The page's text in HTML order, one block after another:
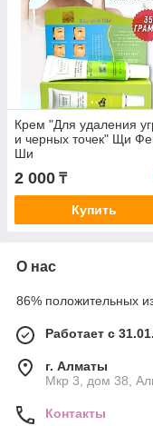
Крем "Для удаления
и черных точек" Щи
Ши
2 000 ₸
Купить
О нас
86% положительных
Работает с
г. Алматы
Мкр 3, дом 38,
Контакты